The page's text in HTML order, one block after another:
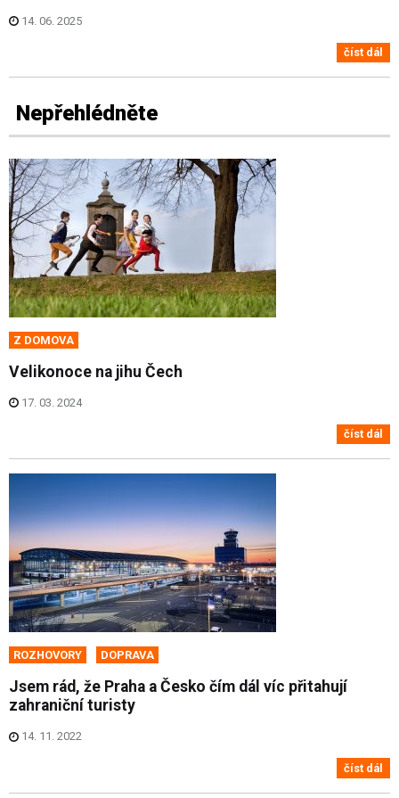
14. 06. 2025
číst dál
Nepřehlédněte
Z DOMOVA
Velikonoce na jihu Čech
17. 03. 2024
číst dál
ROZHOVORY DOPRAVA
Jsem rád, že Praha a Česko čím dál víc přitahují
zahraniční turisty
14. 11. 2022
číst dál